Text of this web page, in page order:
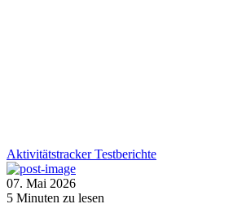
AktivitätstrackerTestberichte
07. Mai 2026
5 Minuten zu lesen